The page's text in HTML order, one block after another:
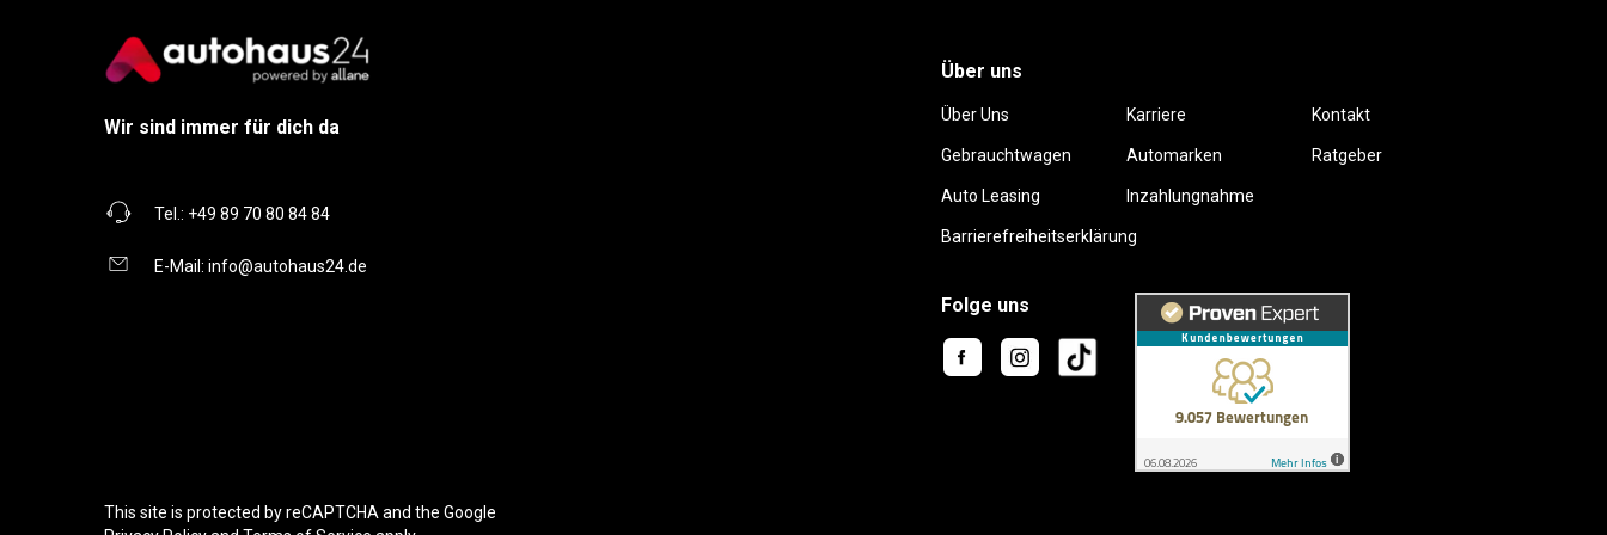
Wir sind immer für dich da
Tel.: +49 89 70 80 84 84
E-Mail: info@autohaus24.de
Über uns
Über Uns Karriere Kontakt
Gebrauchtwagen Automarken Ratgeber
Auto Leasing Inzahlungnahme
Barrierefreiheitserklärung
Folge uns
This site is protected by reCAPTCHA and the Google